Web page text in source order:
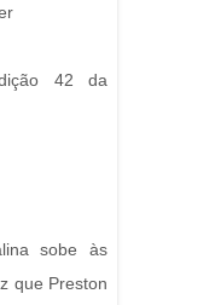
42 da
sobe às
que Preston